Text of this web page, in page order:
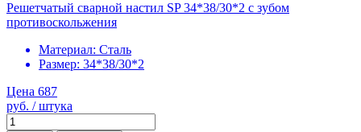
Решетчатый сварной настил SP 34*38/30*2 с зубом
противоскольжения
Материал: Сталь
Размер: 34*38/30*2
Цена 687
руб. / штука